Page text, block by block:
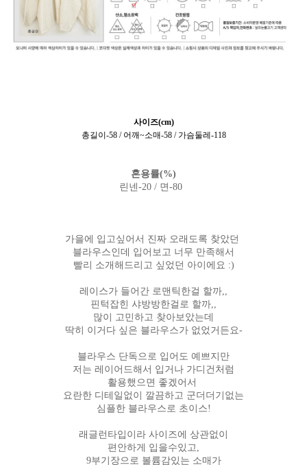
사이즈(cm)
총길이-58 / 어깨~소매-58 / 가슴둘레-118
혼용률(%)
린넨-20 / 면-80
가을에 입고싶어서 진짜 오래도록 찾았던
블라우스인데 입어보고 너무 만족해서
빨리 소개해드리고 싶었던 아이에요 :)
레이스가 들어간 로맨틱한걸 할까,,
핀턱잡힌 샤방방한걸로 할까,,
많이 고민하고 찾아보았는데
딱히 이거다 싶은 블라우스가 없었거든요-
블라우스 단독으로 입어도 예쁘지만
저는 레이어드해서 입거나 가디건처럼
활용했으면 좋겠어서
요란한 디테일없이 깔끔하고 군더더기없는
심플한 블라우스로 초이스!
래글런타입이라 사이즈에 상관없이
편안하게 입을수있고,
9부기장으로 볼륨감있는 소매가